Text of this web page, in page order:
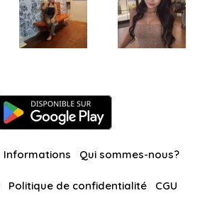
Informations Qui sommes-nous?
Politique de confidentialité CGU